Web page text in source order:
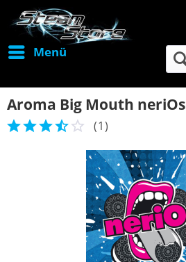
Menü
Aroma Big Mouth neriOs
(1)